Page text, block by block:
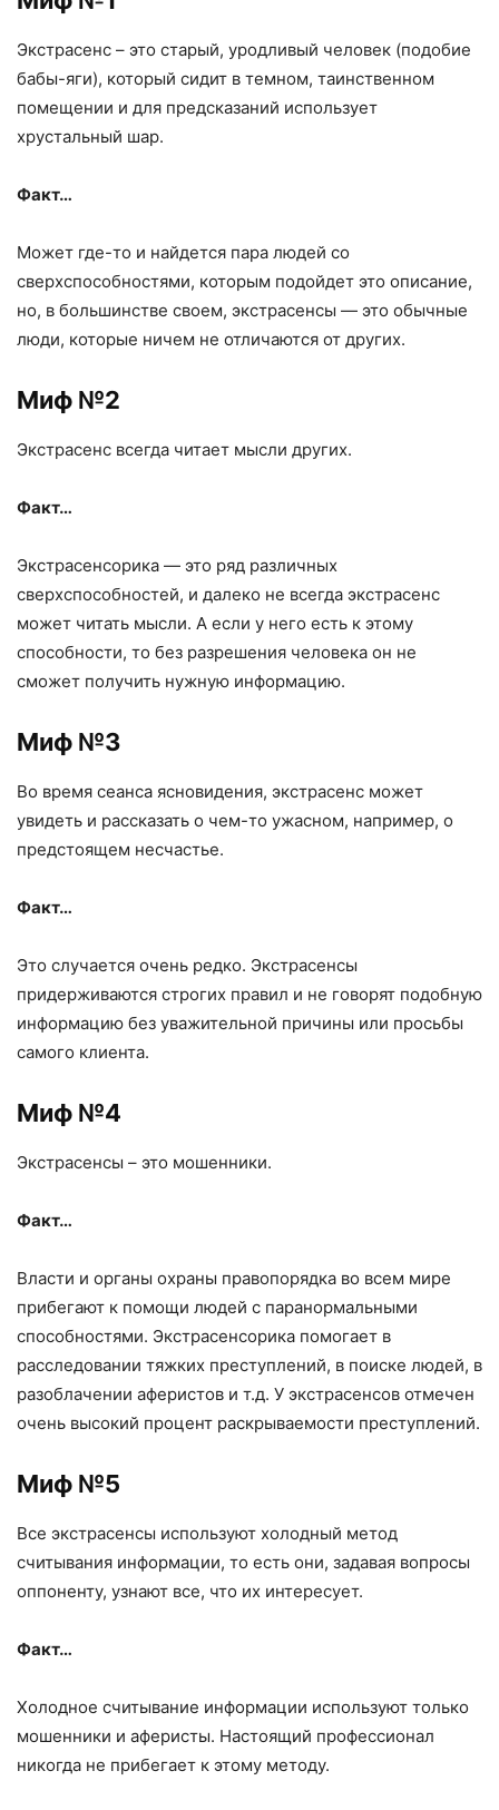
Экстрасенс – это старый, уродливый человек (подобие
бабы-яги), который сидит в темном, таинственном
помещении и для предсказаний использует
хрустальный шар.
Факт…
Может где-то и найдется пара людей со
сверхспособностями, которым подойдет это описание,
но, в большинстве своем, экстрасенсы — это обычные
люди, которые ничем не отличаются от других.
Миф №2
Экстрасенс всегда читает мысли других.
Факт…
Экстрасенсорика — это ряд различных
сверхспособностей, и далеко не всегда экстрасенс
может читать мысли. А если у него есть к этому
способности, то без разрешения человека он не
сможет получить нужную информацию.
Миф №3
Во время сеанса ясновидения, экстрасенс может
увидеть и рассказать о чем-то ужасном, например, о
предстоящем несчастье.
Факт…
Это случается очень редко. Экстрасенсы
придерживаются строгих правил и не говорят подобную
информацию без уважительной причины или просьбы
самого клиента.
Миф №4
Экстрасенсы – это мошенники.
Факт…
Власти и органы охраны правопорядка во всем мире
прибегают к помощи людей с паранормальными
способностями. Экстрасенсорика помогает в
расследовании тяжких преступлений, в поиске людей, в
разоблачении аферистов и т.д. У экстрасенсов отмечен
очень высокий процент раскрываемости преступлений.
Миф №5
Все экстрасенсы используют холодный метод
считывания информации, то есть они, задавая вопросы
оппоненту, узнают все, что их интересует.
Факт…
Холодное считывание информации используют только
мошенники и аферисты. Настоящий профессионал
никогда не прибегает к этому методу.